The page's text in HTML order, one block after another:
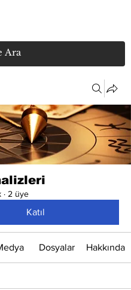
· 2 üye
Katıl
Dosyalar Hakkında